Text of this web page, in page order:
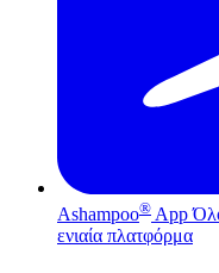
Ashampoo® App
ενιαία πλατφόρμα